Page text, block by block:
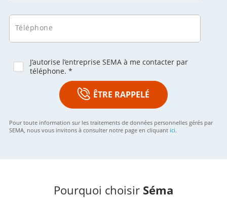
Téléphone
J’autorise l’entreprise SEMA à me contacter par
téléphone. *
ÊTRE RAPPELÉ
Pour toute information sur les traitements de données personnelles gérés par
SEMA, nous vous invitons à consulter notre page en cliquant ici.
Pourquoi choisir Séma